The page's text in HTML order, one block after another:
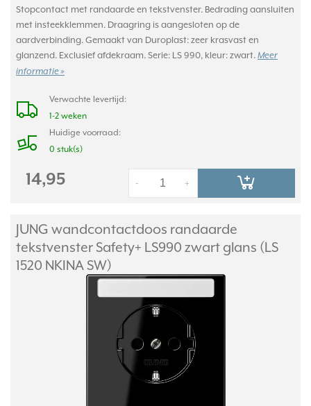
Stopcontact met randaarde en tekstvenster. Bedrading aansluiten
met insteekklemmen. Draagring is aangesloten op de
aardverbinding. Gemaakt van Duroplast: zeer krasvast en
glanzend. Exclusief afdekraam. Serie: LS 990, kleur: zwart. Meer
informatie »
Verwachte levertijd:
1-2 weken
Huidige voorraad:
0 stuk(s)
14,95 +
-
JUNG wandcontactdoos randaarde
tekstvenster Safety+ LS990 zwart glans (LS
1520 NKINA SW)